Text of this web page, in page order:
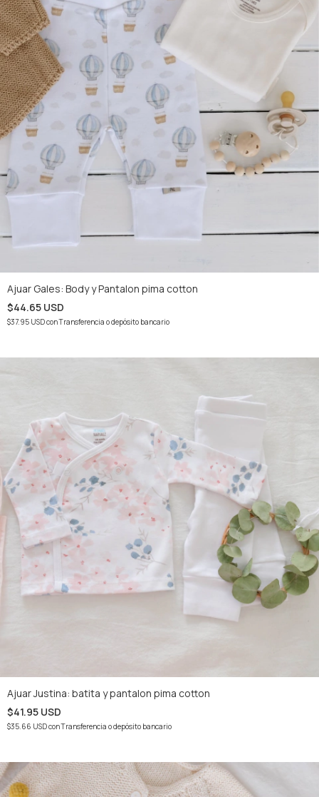
Ajuar Gales: Body y Pantalon pima cotton
$44.65 USD
$37.95 USDconTransferencia o depósito bancario
Ajuar Justina: batita y pantalon pima cotton
$41.95 USD
$35.66 USDconTransferencia o depósito bancario